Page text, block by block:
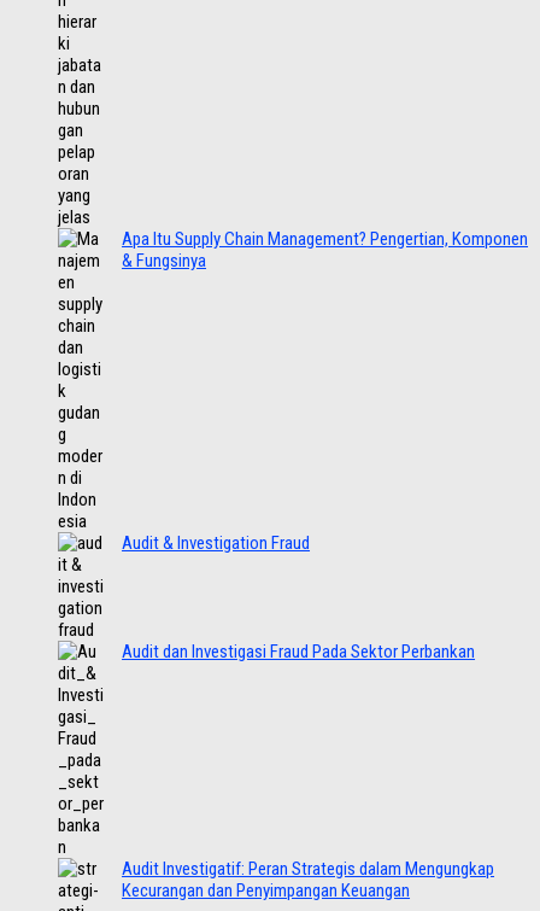
Apa Itu Supply Chain Management? Pengertian, Komponen
& Fungsinya
Audit & Investigation Fraud
Audit dan Investigasi Fraud Pada Sektor Perbankan
Audit Investigatif: Peran Strategis dalam Mengungkap
Kecurangan dan Penyimpangan Keuangan